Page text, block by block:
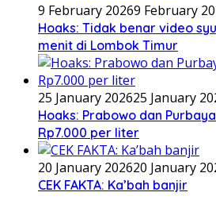
9 February 20269 February
Hoaks: Tidak benar video
menit di Lombok Timur
25 January 202625 January
Hoaks: Prabowo dan
Rp7.000 per liter
20 January 202620 January
CEK FAKTA: Ka’bah banjir